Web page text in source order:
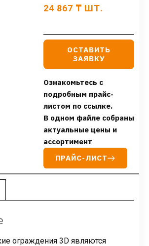
24 867 ₸ ШТ.
ОСТАВИТЬ
ЗАЯВКУ
Ознакомьтесь с
подробным прайс-
листом по ссылке.
В одном файле собраны
актуальные цены и
ассортимент
ПРАЙС-ЛИСТ
ограждения 3D являются